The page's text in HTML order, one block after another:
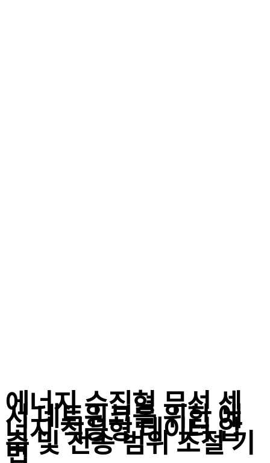
에너지 수집형 무선 센
서 네트워크를 위한 에
너지 적응형 데이터 압
축 및 전송 범위 조절 기
법